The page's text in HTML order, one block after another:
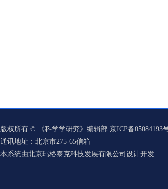
版权所有 © 《科学学研究》编辑部 京ICP备05084193
通讯地址：北京市275-65信箱
本系统由北京玛格泰克科技发展有限公司设计开发